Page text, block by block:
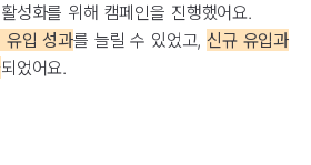
성화를 위해 캠페인을 진행했어요.
유입 성과를 늘릴 수 있었고,신규 유입과
되었어요.